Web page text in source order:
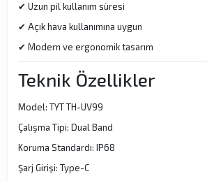
✔ Uzun pil kullanım süresi
✔ Açık hava kullanımına uygun
✔ Modern ve ergonomik tasarım
Teknik Özellikler
Model: TYT TH-UV99
Çalışma Tipi: Dual Band
Koruma Standardı: IP68
Şarj Girişi: Type-C